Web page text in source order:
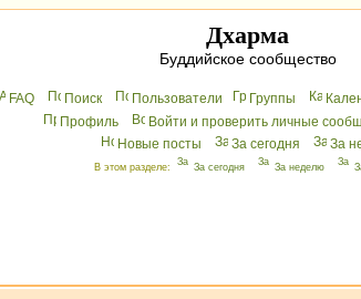
Дхарма
Буддийское сообщество
FAQ Поиск Пользователи Группы
Профиль
Войти и проверить личные
Новые посты
За сегодня За
В этом разделе: За сегодня За неделю